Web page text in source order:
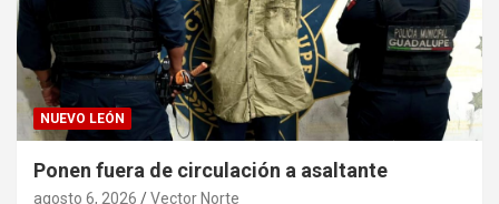
NUEVO LEÓN
Ponen fuera de circulación a asaltante
agosto 6, 2026 Vector Norte